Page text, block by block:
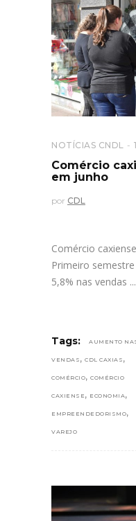
NOTÍCIAS CNDL
Comércio
em junho
por CDL
Comércio
Primeiro
5,8% nas vendas
Tags: AUMENTO
VENDAS , CDL CAXIAS ,
COMÉRCIO, COMÉRCIO
CAXIENSE , ECONOMIA,
EMPREENDEDORISMO,
VAREJO